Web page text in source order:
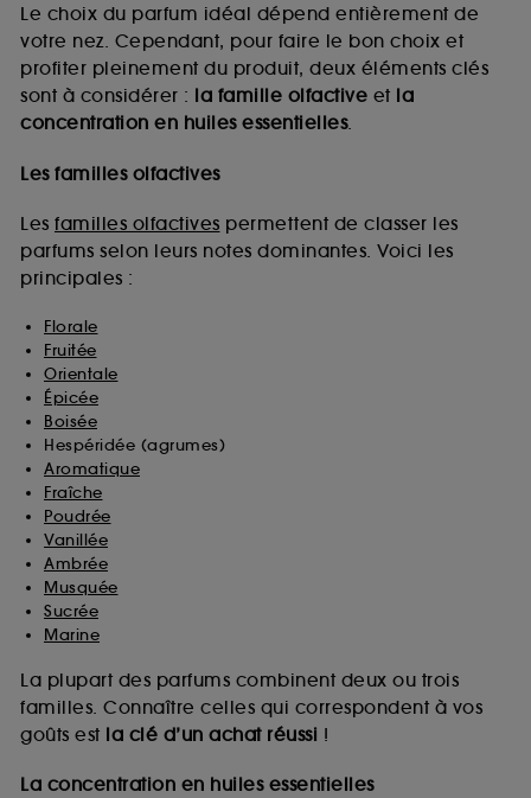
Le choix du parfum idéal dépend entièrement de
votre nez. Cependant, pour faire le bon choix et
profiter pleinement du produit, deux éléments clés
sont à considérer : la famille olfactive et la
concentration en huiles essentielles.
Les familles olfactives
Les familles olfactives permettent de classer les
parfums selon leurs notes dominantes. Voici les
principales :
Florale
Fruitée
Orientale
Épicée
Boisée
Hespéridée (agrumes)
Aromatique
Fraîche
Poudrée
Vanillée
Ambrée
Musquée
Sucrée
Marine
La plupart des parfums combinent deux ou trois
familles. Connaître celles qui correspondent à vos
goûts est la clé d’un achat réussi !
La concentration en huiles essentielles
lecture de ces traceurs requiert votre accord. Vous
pouvez personnaliser vos choix concernant le dépôt
de ces cookies grâce au bouton "personnaliser mes
choix" ci-dessous ou décider de "tout accepter".
Sephora pourra associer les informations de
navigation collectées par ces Cookies, pour les
collectées ou générées lors de votre activité en ligne
sur "continuer sans accepter". Voous pouvez à tout
moment choisir de retirer votrte consentement. Si vous
souhaitez obtenir plus d'information sur les cookies
utilisés, cliquez